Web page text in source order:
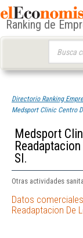
Ranking de
Directorio Ranking
Medsport Clinic Centro
Medsport
Sl.
Otras actividades
Datos
Readaptacion De